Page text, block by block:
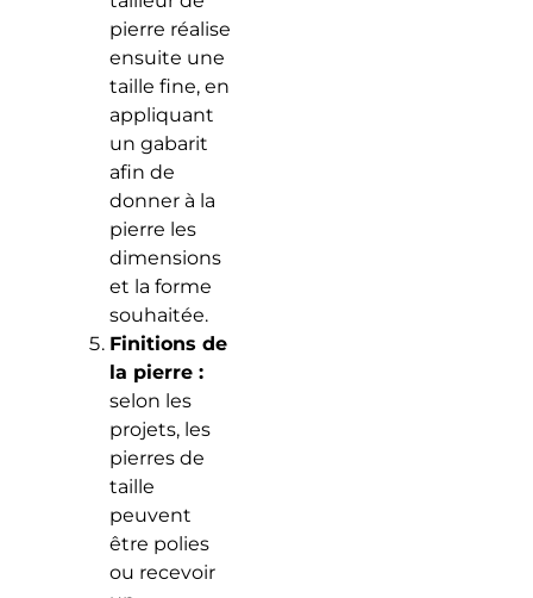
pierre réalise
ensuite une
taille fine, en
appliquant
un gabarit
afin de
donner à la
pierre les
dimensions
et la forme
souhaitée.
Finitions de
la pierre :
selon les
projets, les
pierres de
taille
peuvent
être polies
ou recevoir